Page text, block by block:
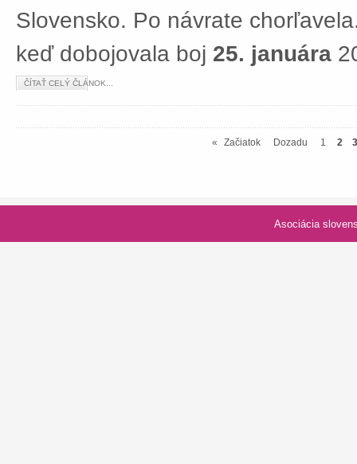
Slovensko. Po návrate
keď dobojovala boj 25. januára
ČÍTAŤ CELÝ ČLÁNOK...
« Začiatok Dozadu 1 2 3
Asociácia slovenských